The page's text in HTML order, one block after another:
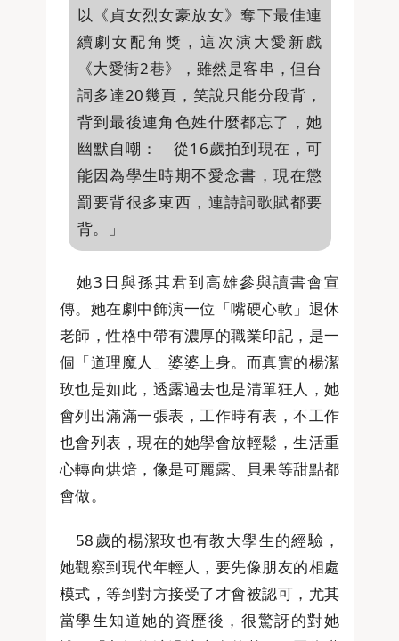
以《貞女烈女豪放女》奪下最佳連
續劇女配角獎，這次演大愛新戲
《大愛街2巷》，雖然是客串，但台
詞多達20幾頁，笑說只能分段背，
背到最後連角色姓什麼都忘了，她
幽默自嘲：「從16歲拍到現在，可
能因為學生時期不愛念書，現在懲
罰要背很多東西，連詩詞歌賦都要
背。」
她3日與孫其君到高雄參與讀書會宣
傳。她在劇中飾演一位「嘴硬心軟」退休
老師，性格中帶有濃厚的職業印記，是一
個「道理魔人」婆婆上身。而真實的楊潔
玫也是如此，透露過去也是清單狂人，她
會列出滿滿一張表，工作時有表，不工作
也會列表，現在的她學會放輕鬆，生活重
心轉向烘焙，像是可麗露、貝果等甜點都
會做。
58歲的楊潔玫也有教大學生的經驗，
她觀察到現代年輕人，要先像朋友的相處
模式，等到對方接受了才會被認可，尤其
當學生知道她的資歷後，很驚訝的對她